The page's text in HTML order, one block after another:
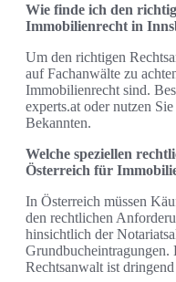
Wie finde ich den
Immobilienrecht in
Um den richtigen
auf Fachanwälte zu
Immobilienrecht sind.
experts.at oder nutzen
Bekannten.
Welche speziellen
Österreich für
In Österreich müssen
den rechtlichen
hinsichtlich der
Grundbucheintragungen.
Rechtsanwalt ist